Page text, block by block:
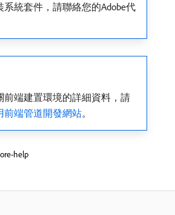
系統套件，請聯絡您的Adobe代
前端建置環境的詳細資料，請
前端管道開發網站。
help